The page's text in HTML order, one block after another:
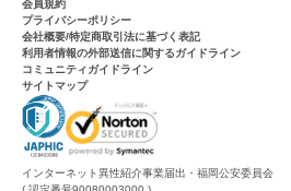
会員規約
プライバシーポリシー
会社概要/特定商取引法に基づく表記
利用者情報の外部送信に関するガイドライン
コミュニティガイドライン
サイトマップ
インターネット異性紹介事業届出・福岡公安委員会